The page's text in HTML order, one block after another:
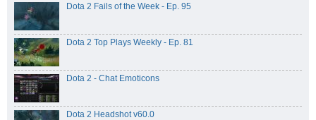
Dota 2 Fails of the Week - Ep. 95
Dota 2 Top Plays Weekly - Ep. 81
Dota 2 - Chat Emoticons
Dota 2 Headshot v60.0